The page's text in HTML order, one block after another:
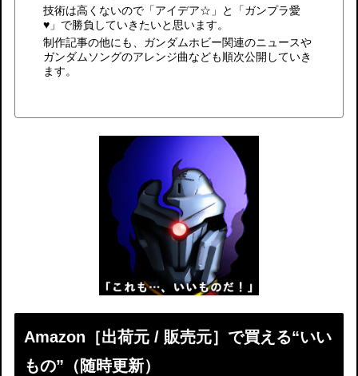
技術は高くないので「アイデア☆」と「ガンプラ愛
♥」で勝負していきたいと思います。
制作記事の他にも、ガンダムホビー関連のニュースや
ガンダムソングのアレンジ曲なども順次公開していき
ます。
Amazon［出荷元 / 販売元］で買える“いい
もの”（随時更新）